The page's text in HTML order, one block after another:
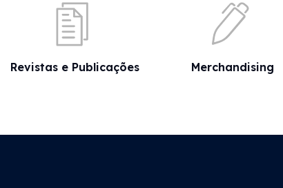
Revistas e Publicações Merchandising